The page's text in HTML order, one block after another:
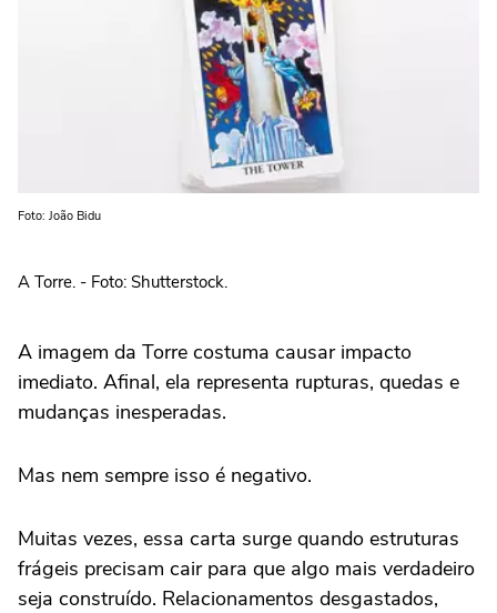
Foto: João Bidu
A Torre. - Foto: Shutterstock.
A imagem da Torre costuma causar impacto
imediato. Afinal, ela representa rupturas, quedas e
mudanças inesperadas.
Mas nem sempre isso é negativo.
Muitas vezes, essa carta surge quando estruturas
frágeis precisam cair para que algo mais verdadeiro
seja construído. Relacionamentos desgastados,